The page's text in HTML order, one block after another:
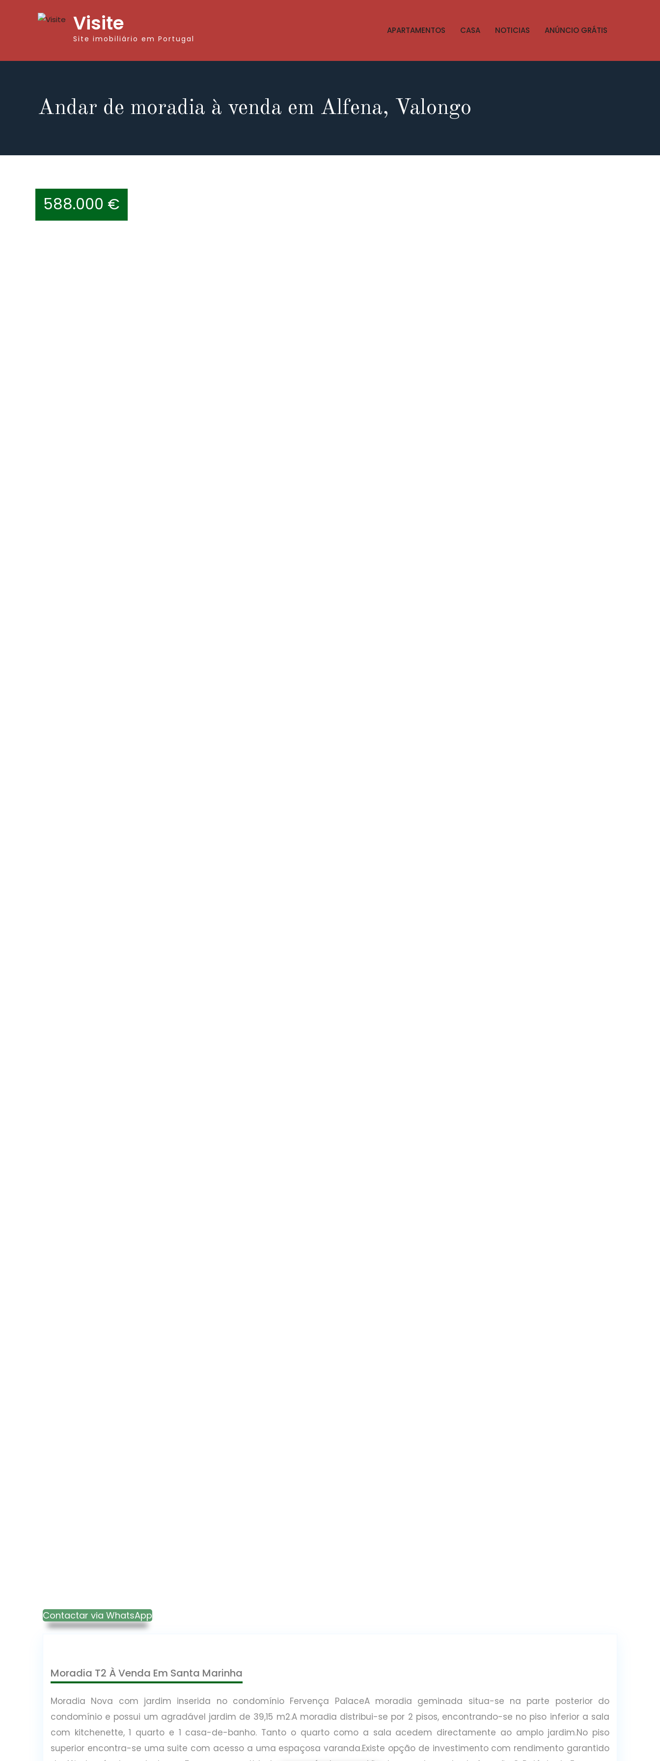
Visite
Site imobiliário em Portugal
APARTAMENTOS CASA NOTICIAS ANÚNCIO GRÁTIS
Andar de moradia à venda em Alfena, Valongo
588.000 €
Contactar via WhatsApp
Moradia T2 À Venda Em Santa Marinha
Moradia Nova com jardim inserida no condomínio Fervença PalaceA moradia geminada situa-se na parte posterior do
condomínio e possui um agradável jardim de 39,15 m2.A moradia distribui-se por 2 pisos, encontrando-se no piso inferior a sala
com kitchenette, 1 quarto e 1 casa-de-banho. Tanto o quarto como a sala acedem directamente ao amplo jardim.No piso
superior encontra-se uma suite com acesso a uma espaçosa varanda.Existe opção de investimento com rendimento garantido